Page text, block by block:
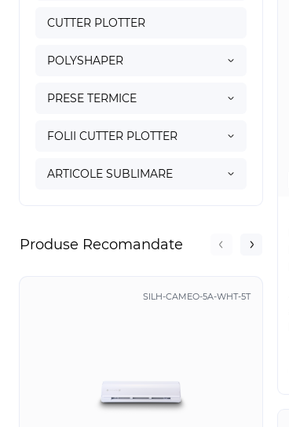
CUTTER PLOTTER
POLYSHAPER
PRESE TERMICE
FOLII CUTTER PLOTTER
ARTICOLE SUBLIMARE
Produse Recomandate
SILH-CAMEO-5A-WHT-5T